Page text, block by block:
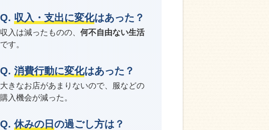
収入・支出に変化はあった？
収入は減ったものの、 何不自由ない生活
です。
消費行動に変化はあった？
大きなお店があまりないので、服などの
購入機会が減った。
休みの日 の過ごし方は？